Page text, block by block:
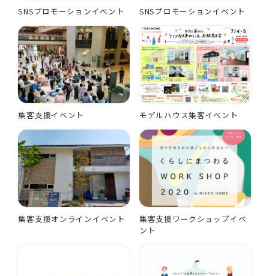
SNSプロモーションイベント SNSプロモーションイベント
集客支援イベント モデルハウス集客イベント
集客支援オンラインイベント
集客支援ワークショップイベ
ント